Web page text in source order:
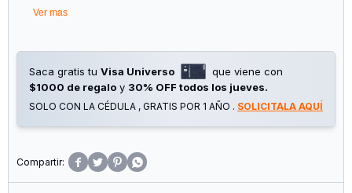
Ver mas
Saca gratis tu Visa Universo
que viene con
$1000 de regalo y 30% OFF todos los jueves.
SOLO CON LA CÉDULA , GRATIS POR 1 AÑO . SOLICITALA AQUÍ
   